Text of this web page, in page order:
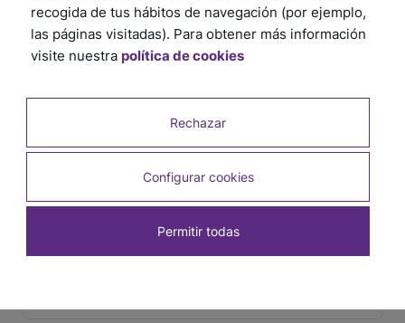
Tapacanto Cromo Brillante 16 mm x 16 mm x
2,5 m
recogida de tus hábitos de navegación (por ejemplo,
las páginas visitadas). Para obtener más información
visite nuestra política de cookies
Rechazar
Configurar cookies
Permitir todas